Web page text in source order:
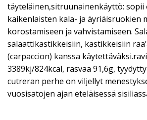
täyteläinen,sitruunainenkäyttö: sopii
kaikenlaisten kala- ja äyriäisruokien
korostamiseen ja vahvistamiseen.
salaattikastikkeisiin, kastikkeisiin
(carpaccion) kanssa
3389kj/824kcal, rasvaa 91,6g,
cutreran perhe on viljellyt
vuosisatojen ajan eteläisessä